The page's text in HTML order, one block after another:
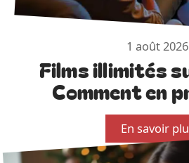
1 août 2026
Films illimités
Comment en
En savoir